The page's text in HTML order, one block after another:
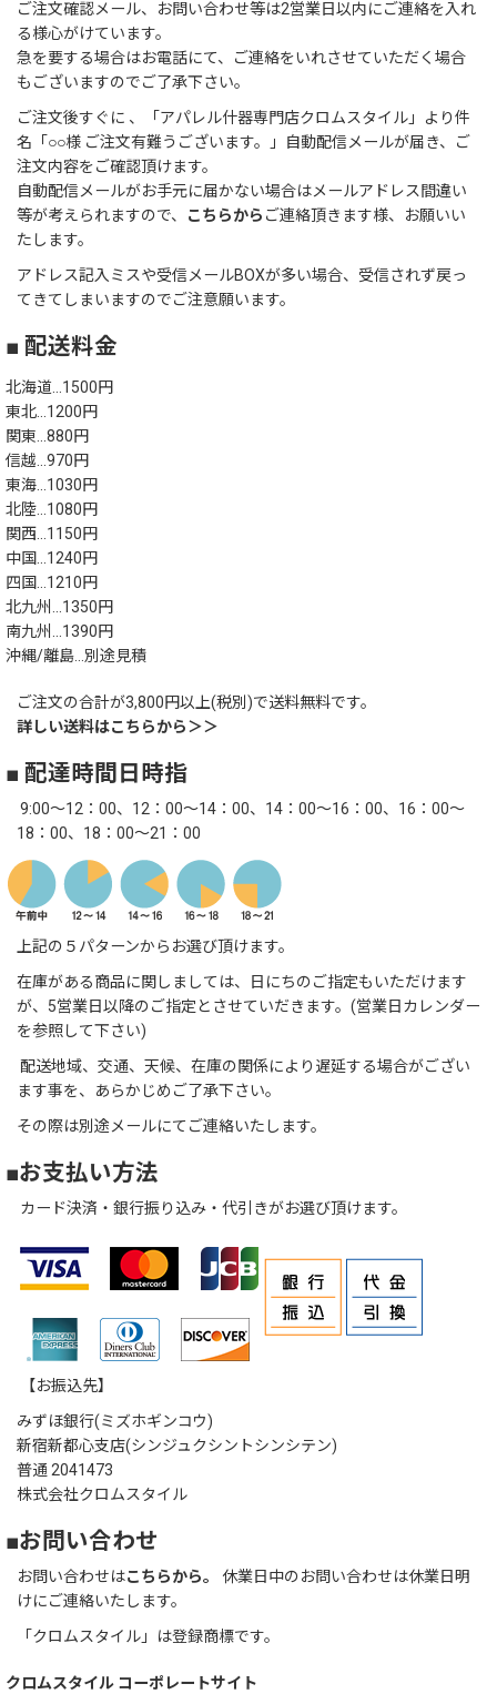
ご注文確認メール、お問い合わせ等は2営業日以内にご連絡を入れ
る様心がけています。
急を要する場合はお電話にて、ご連絡をいれさせていただく場合
もございますのでご了承下さい。
ご注文後すぐに 、「アパレル什器専門店クロムスタイル」より件
名「○○様 ご注文有難うございます。」自動配信メールが届き、ご
注文内容をご確認頂けます。
自動配信メールがお手元に届かない場合はメールアドレス間違い
等が考えられますので、
こちらから ご連絡頂きます様、お願いい
たします。
アドレス記入ミスや受信メールBOXが多い場合、受信されず戻っ
てきてしまいますのでご注意願います。
■ 配送料金
北海道…1500円
東北…1200円
関東…880円
信越…970円
東海…1030円
北陸…1080円
関西…1150円
中国…1240円
四国…1210円
北九州…1350円
南九州…1390円
沖縄/離島…別途見積
ご注文の合計が3,800円以上(税別)で送料無料です。
詳しい送料はこちらから＞＞
■ 配達時間日時指
9:00～12：00、12：00～14：00、14：00～16：00、16：00～
18：00、18：00～21：00
上記の５パターンからお選び頂けます。
在庫がある商品に関しましては、日にちのご指定もいただけます
が、5営業日以降のご指定とさせていだきます。(営業日カレンダー
を参照して下さい)
配送地域、交通、天候、在庫の関係により遅延する場合がござい
ます事を、あらかじめご了承下さい。
その際は別途メールにてご連絡いたします。
■お支払い方法
カード決済・銀行振り込み・代引きがお選び頂けます。
【お振込先】
みずほ銀行(ミズホギンコウ)
新宿新都心支店(シンジュクシントシンシテン)
普通 2041473
株式会社クロムスタイル
■お問い合わせ
お問い合わせはこちらから。
休業日中のお問い合わせは休業日明
けにご連絡いたします。
「クロムスタイル」は登録商標です。
クロムスタイル コーポレートサイト